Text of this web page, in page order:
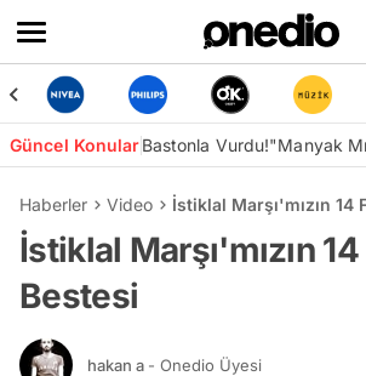
Güncel KonularBastonla Vurdu!"Manyak
Haberler Video İstiklal Marşı'mızın 14
İstiklal Marşı'mızın 14
Bestesi
hakan a - Onedio Üyesi